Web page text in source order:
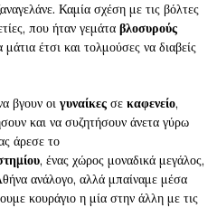
Καμία σχέση με τις βόλτες
που ήταν γεμάτα βλοσυρούς
έτσι και τολμούσες να διαβείς
βγουν οι γυναίκες σε καφενείο,
και να συζητήσουν άνετα γύρω
άρεσε το
, ένας χώρος μοναδικά μεγάλος,
ανάλογο, αλλά μπαίναμε μέσα
κουράγιο η μία στην άλλη με τις